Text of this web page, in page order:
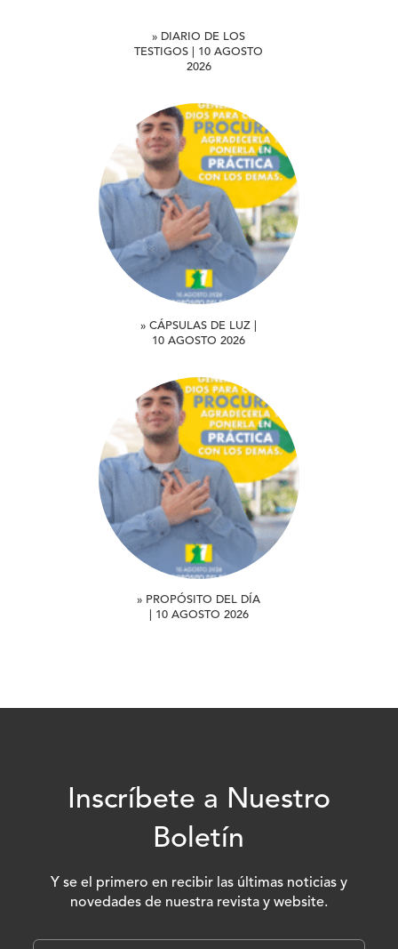
» DIARIO DE LOS
TESTIGOS | 10 AGOSTO
2026
» CÁPSULAS DE LUZ |
10 AGOSTO 2026
» PROPÓSITO DEL DÍA
| 10 AGOSTO 2026
Inscríbete a Nuestro
Boletín
Y se el primero en recibir las últimas noticias y
novedades de nuestra revista y website.